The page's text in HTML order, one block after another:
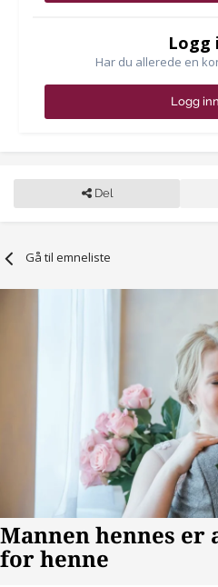
Logg
Har du allerede en
Logg
Del
Gå til emneliste